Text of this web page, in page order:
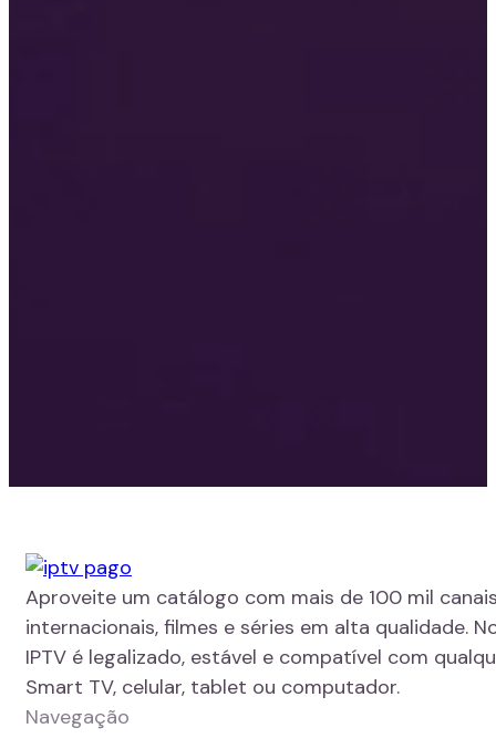
Aproveite um catálogo com mais de 100 mil
internacionais, filmes e séries em alta qualidade.
IPTV é legalizado, estável e compatível com
Smart TV, celular, tablet ou computador.
Navegação